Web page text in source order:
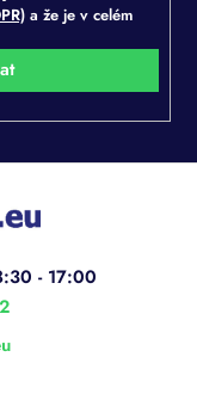
a že je v celém